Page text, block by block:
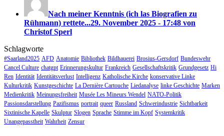
Nach meiner Kenntnis (ich las Biografien zu
Rühmann) rettete...29. November 2025 - 17:48 von
Christof Sperl
Schlagworte
#Saarland2025 AFD Anatomie Bibliothek Bildhauerei Brosius-Gersdorf Bundeswehr
Cancel Culture chatgpt Erinnerungskultur Frankreich Gesellschaftskritik Grundgesetz Hi
Ren Identität Identitätsverlust Intelligenz Katholische Kirche konservative Linke
Kulturkritik Kunstgeschichte La Dernière Cartouche Liedanalyse linke Geschichte Marken
Medienkritik Meinungsfreiheit Musée Les Mineurs Wendel NATO-Politik
Passionsdarstellung Pazifismus portrait queer Russland Schwerindustrie Sichtbarkeit
Sixtinische Kapelle Skulptur Slogen Sprache Stimme im Kopf Systemkritik
Unangepasstheit Wahrheit Zensur